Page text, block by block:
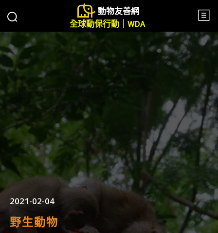
動物友善網
全球動保行動｜WDA
2021-02-04
野生動物